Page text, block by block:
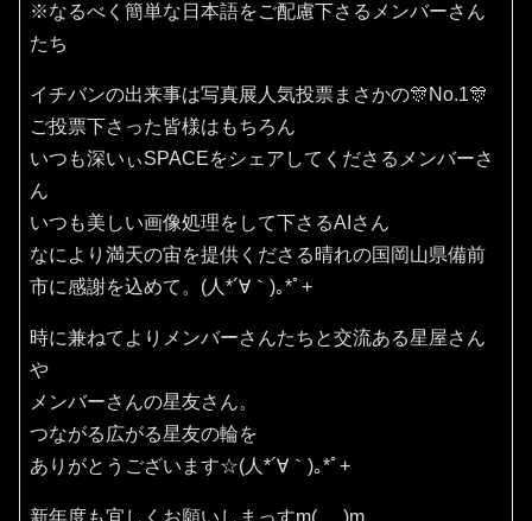
※なるべく簡単な日本語をご配慮下さるメンバーさん
たち
イチバンの出来事は写真展人気投票まさかの🎊No.1🎊
ご投票下さった皆様はもちろん
いつも深いぃSPACEをシェアしてくださるメンバーさ
ん
いつも美しい画像処理をして下さるAIさん
なにより満天の宙を提供くださる晴れの国岡山県備前
市に感謝を込めて。(⁠人⁠*⁠´⁠∀⁠｀⁠)⁠｡⁠*ﾟ⁠+
時に兼ねてよりメンバーさんたちと交流ある星屋さん
や
メンバーさんの星友さん。
つながる広がる星友の輪を
ありがとうございます☆(⁠人⁠*⁠´⁠∀⁠｀⁠)⁠｡⁠*ﾟ⁠+